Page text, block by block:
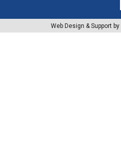
Web Design & Support by